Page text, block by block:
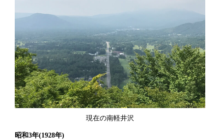
現在の南軽井沢
昭和3年(1928年)